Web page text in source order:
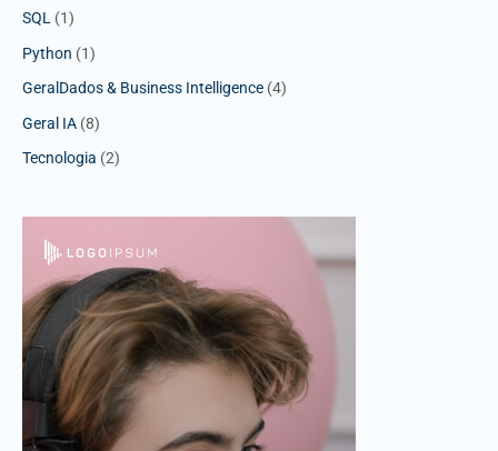
SQL (1)
Python (1)
GeralDados & Business Intelligence (4)
Geral IA (8)
Tecnologia (2)